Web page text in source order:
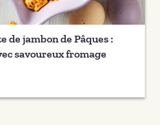
de jambon de Pâques :
savoureux fromage